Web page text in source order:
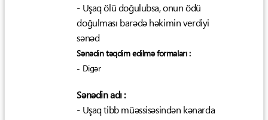
- Uşaq ölü doğulubsa, onun ödü
doğulması barədə həkimin verdiyi
sənəd
Sənədin təqdim edilmə formaları :
- Digər
Sənədin adı :
- Uşaq tibb müəssisəsindən kənarda